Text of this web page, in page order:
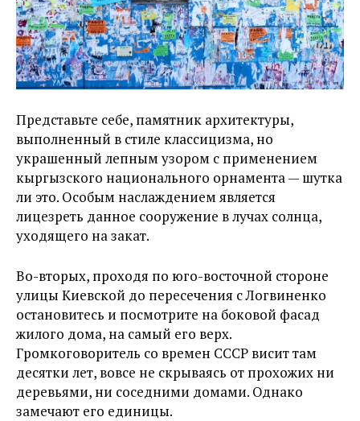
Представьте себе, памятник архитектуры,
выполненный в стиле классицизма, но
украшенный лепным узором с применением
кыргызского национального орнамента — шутка
ли это. Особым наслаждением является
лицезреть данное сооружение в лучах солнца,
уходящего на закат.
Во-вторых, проходя по юго-восточной стороне
улицы Киевской до пересечения с Логвиненко
остановитесь и посмотрите на боковой фасад
жилого дома, на самый его верх.
Громкоговоритель со времен СССР висит там
десятки лет, вовсе не скрываясь от прохожих ни
деревьями, ни соседними домами. Однако
замечают его единицы.